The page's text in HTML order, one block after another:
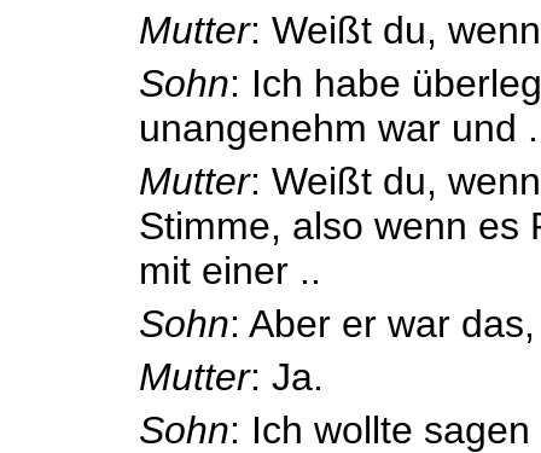
Mutter: Weißt du,
Sohn: Ich habe
unangenehm war und
Mutter: Weißt du,
Stimme, also wenn es
mit einer ..
Sohn: Aber er war
Mutter: Ja.
Sohn: Ich wollte sagen